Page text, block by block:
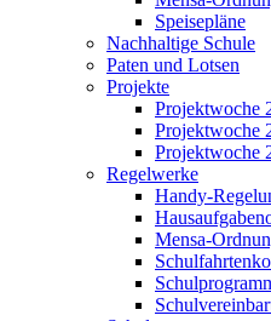
Speisepläne
Nachhaltige Schule
Paten und Lotsen
Projekte
Projektwoche
Projektwoche
Projektwoche
Regelwerke
Handy-
Mensa-